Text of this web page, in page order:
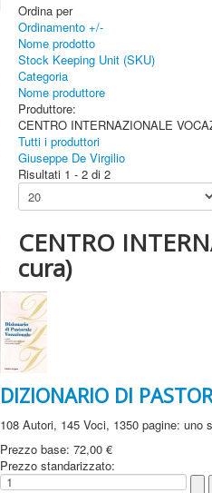
Ordina per
Ordinamento +/-
Nome prodotto
Stock Keeping Unit (SKU)
Categoria
Nome produttore
Produttore:
CENTRO INTERNAZIONALE
Tutti i produttori
Giuseppe De Virgilio
Risultati 1 - 2 di 2
CENTRO
cura)
DIZIONARIO DI
108 Autori, 145 Voci, 1350 pagine: uno
Prezzo base:72,00 €
Prezzo standarizzato: